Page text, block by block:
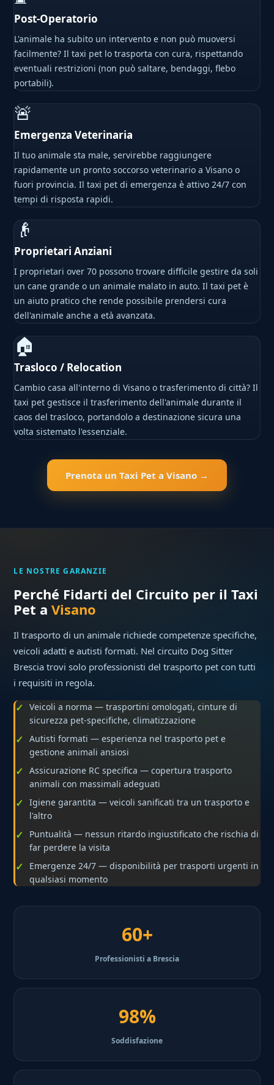
Post-Operatorio
L'animale ha subito un intervento e non può muoversi
facilmente? Il taxi pet lo trasporta con cura, rispettando
eventuali restrizioni (non può saltare, bendaggi, flebo
portabili).
🚨
Emergenza Veterinaria
Il tuo animale sta male, servirebbe raggiungere
rapidamente un pronto soccorso veterinario a Visano o
fuori provincia. Il taxi pet di emergenza è attivo 24/7 con
tempi di risposta rapidi.
👴
Proprietari Anziani
I proprietari over 70 possono trovare difficile gestire da soli
un cane grande o un animale malato in auto. Il taxi pet è
un aiuto pratico che rende possibile prendersi cura
dell'animale anche a età avanzata.
🏠
Trasloco / Relocation
Cambio casa all'interno di Visano o trasferimento di città? Il
taxi pet gestisce il trasferimento dell'animale durante il
caos del trasloco, portandolo a destinazione sicura una
volta sistemato l'essenziale.
Prenota un Taxi Pet a Visano →
LE NOSTRE GARANZIE
Perché Fidarti del Circuito per il Taxi
Pet aVisano
Il trasporto di un animale richiede competenze specifiche,
veicoli adatti e autisti formati. Nel circuito Dog Sitter
Brescia trovi solo professionisti del trasporto pet con tutti
i requisiti in regola.
Veicoli a norma — trasportini omologati, cinture di
sicurezza pet-specifiche, climatizzazione
Autisti formati — esperienza nel trasporto pet e
gestione animali ansiosi
Assicurazione RC specifica — copertura trasporto
animali con massimali adeguati
Igiene garantita — veicoli sanificati tra un trasporto e
l'altro
Puntualità — nessun ritardo ingiustificato che rischia di
far perdere la visita
Emergenze 24/7 — disponibilità per trasporti urgenti in
qualsiasi momento
60+
Professionisti a Brescia
98%
Soddisfazione